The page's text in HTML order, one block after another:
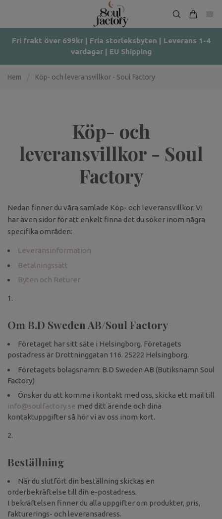
Fri frakt över 699kr | Fria storleksbyten | Leverans 1-4
vardagar | EU Shipping
Hem Köp- och leveransvillkor - Soul Factory
Köp- och
leveransvillkor - Soul
Factory
Nedan finner du våra samlade Köp- och leveransvillkor. Vi
har även sidor för att enkelt finna det du söker inom några
specifika områden:
Leveransinformation
Betalningssätt
Byten och Returer
Om B.D Sweden AB/Soul Factory
Företaget har sitt säte i Helsingborg. Företagets
postadress är Drottninggatan 116. 25222 Helsingborg.
Företagets bolagsnamn: B.D Sweden AB (Butiksnamn Soul
Factory)
Önskar du att komma i kontakt med oss, skicka ett mail till
info@soulfactory.se med ditt ärende och dina
kontaktuppgifter så hör vi av oss inom kort.
Beställning
När du slutfört din beställning skickas en
orderbekräftelse till din e-postadress.
I bekräftelsen finner du alla uppgifter om produkter, pris,
fakturerings- och leveransadress.